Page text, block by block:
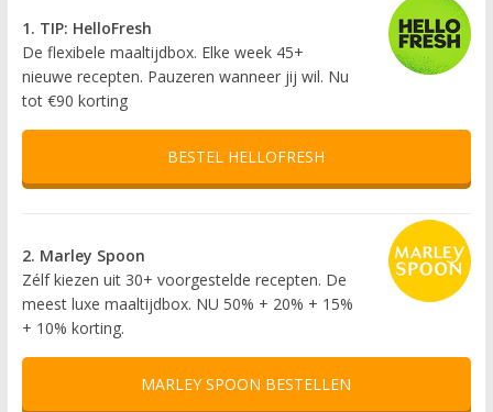
1. TIP: HelloFresh
De flexibele maaltijdbox. Elke week 45+
nieuwe recepten. Pauzeren wanneer jij wil. Nu
tot €90 korting
BESTEL HELLOFRESH
2. Marley Spoon
Zélf kiezen uit 30+ voorgestelde recepten. De
meest luxe maaltijdbox. NU 50% + 20% + 15%
+ 10% korting.
MARLEY SPOON BESTELLEN